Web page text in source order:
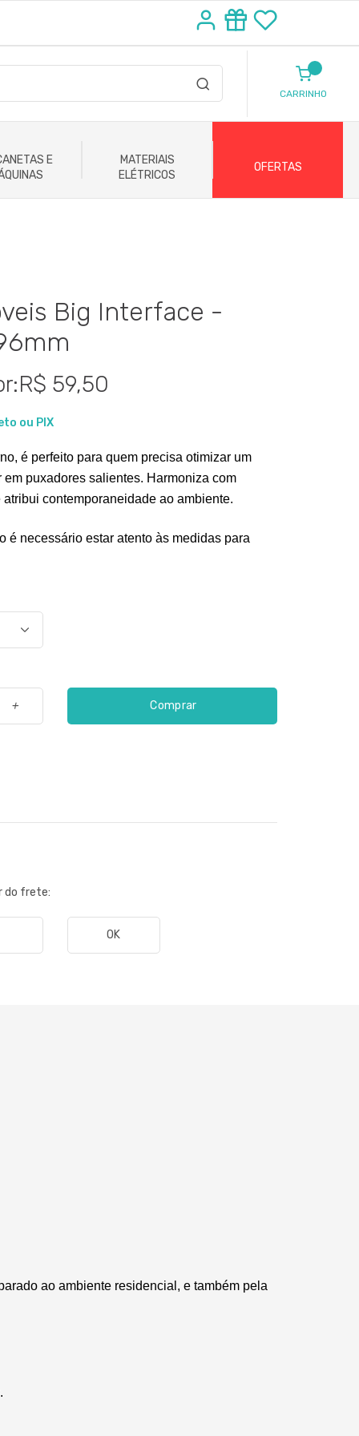
CARRINHO
E
MATERIAIS
ELÉTRICOS
OFERTAS
Big Interface -
59,50
ou PIX
é perfeito para quem precisa otimizar um
puxadores salientes. Harmoniza com
contemporaneidade ao ambiente.
é necessário estar atento às medidas para
+ Comprar
do frete:
OK
ao ambiente residencial, e também pela